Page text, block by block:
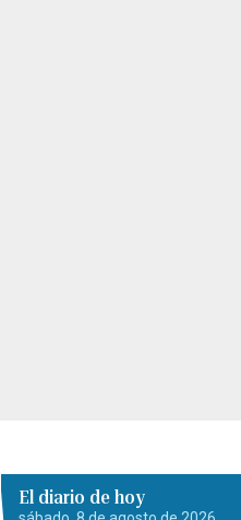
El diario de hoy